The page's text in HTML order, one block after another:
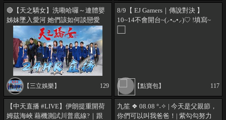
🔴【天之驕女】洗嘞哈囉～連體嬰
姊妹墜入愛河 她們該如何談戀愛
呢？ 409集不間斷直播中！｜三立
電視
【三立娛樂】 129
8/9【 EJ Gamers｜傳說對決 】
10~14不會開台~(⸝•ᴗ•⸝)♡ !填寫~
【點寶包】 117
【中天直播 #LIVE】伊朗提重開荷
姆茲海峽 藉機測試川普底線?｜跟
九笙 ❖ 08.08 °˖✧ | 今天是父親節，
你們可以叫我爸爸！| 紫勾勾努力